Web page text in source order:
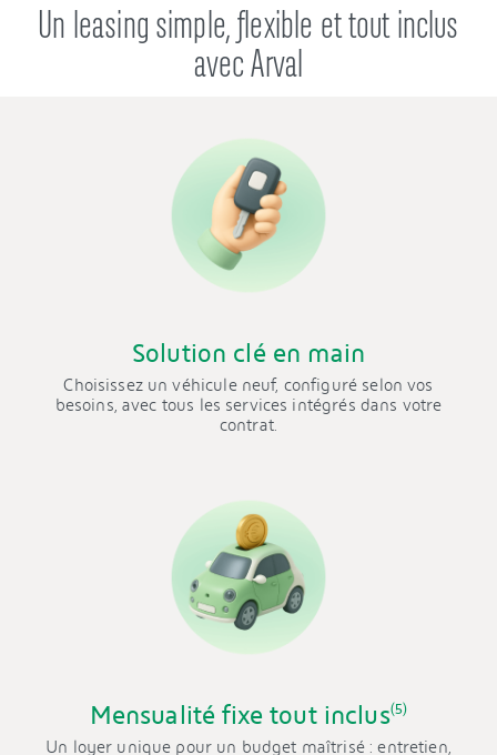
Un leasing simple, flexible et tout inclus
avec Arval
Solution clé en main
Choisissez un véhicule neuf, configuré selon vos
besoins, avec tous les services intégrés dans votre
contrat.
Mensualité fixe tout inclus(5)
Un loyer unique pour un budget maîtrisé : entretien,